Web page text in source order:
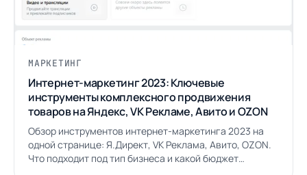
МАРКЕТИНГ
Интернет-маркетинг 2023: Ключевые
инструменты комплексного продвижения
товаров на Яндекс, VK Рекламе, Авито и OZON
Обзор инструментов интернет-маркетинга 2023 на
одной странице: Я.Директ, VK Реклама, Авито, OZON.
Что подходит под тип бизнеса и какой бюджет